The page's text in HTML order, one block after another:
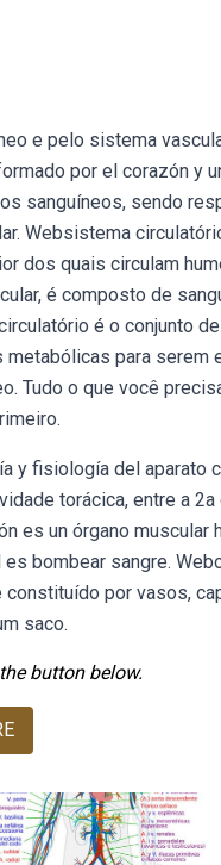
e pelo sistema
por el corazón y
sanguíneos, sendo
Websistema
dos quais circulam
é composto de
é o conjunto
para serem
Tudo o que você
y fisiología del aparato
torácica, entre a
es un órgano muscular
bombear sangre.
constituído por vasos,
saco.
button below.